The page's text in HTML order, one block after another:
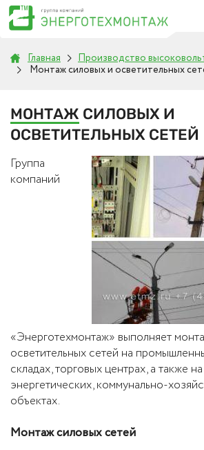
Главная
Производство
Монтаж силовых и осветительных
МОНТАЖ СИЛОВЫХ И
ОСВЕТИТЕЛЬНЫХ СЕТЕЙ
Группа
компаний
«Энерготехмонтаж» выполняет
осветительных сетей на
складах, торговых центрах, а также
энергетических, коммунально-
объектах.
Монтаж силовых сетей